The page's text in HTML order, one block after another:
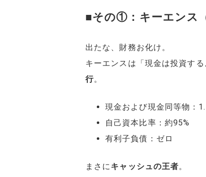
■その①：キーエンス
出たな、財務お化け。
キーエンスは「現金は投資す
行。
現金および現金同等物：
自己資本比率：約95%
有利子負債：ゼロ
まさにキャッシュの王者。